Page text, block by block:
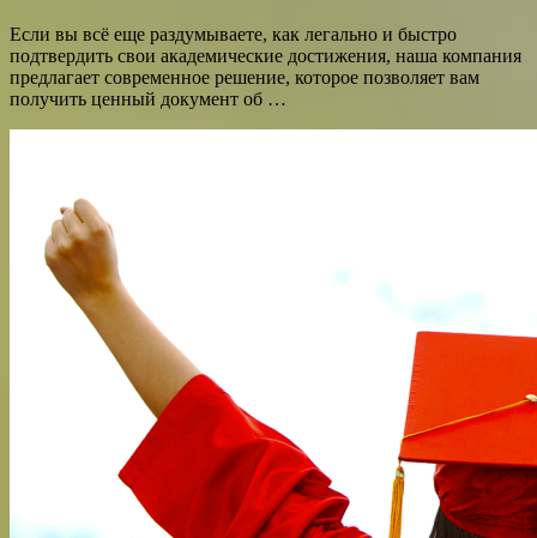
Если вы всё еще раздумываете, как легально и быстро
подтвердить свои академические достижения, наша компания
предлагает современное решение, которое позволяет вам
получить ценный документ об …